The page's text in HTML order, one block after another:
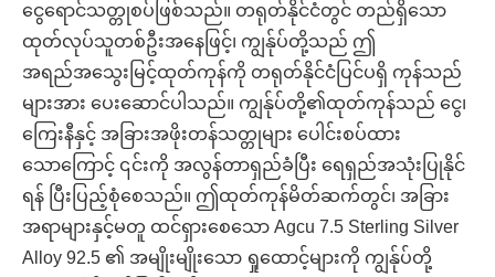
ငွေရောင်သတ္တုစပ်ဖြစ်သည်။ တရုတ်နိုင်ငံတွင် တည်ရှိသော
ထုတ်လုပ်သူတစ်ဦးအနေဖြင့်၊ ကျွန်ုပ်တို့သည် ဤ
အရည်အသွေးမြင့်ထုတ်ကုန်ကို တရုတ်နိုင်ငံပြင်ပရှိ ကုန်သည်
များအား ပေးဆောင်ပါသည်။ ကျွန်ုပ်တို့၏ထုတ်ကုန်သည် ငွေ၊
ကြေးနီနှင့် အခြားအဖိုးတန်သတ္တုများ ပေါင်းစပ်ထား
သောကြောင့် ၎င်းကို အလွန်တာရှည်ခံပြီး ရေရှည်အသုံးပြုနိုင်
ရန် ပြီးပြည့်စုံစေသည်။ ဤထုတ်ကုန်မိတ်ဆက်တွင်၊ အခြား
အရာများနှင့်မတူ ထင်ရှားစေသော Agcu 7.5 Sterling Silver
Alloy 92.5 ၏ အမျိုးမျိုးသော ရှုထောင့်များကို ကျွန်ုပ်တို့